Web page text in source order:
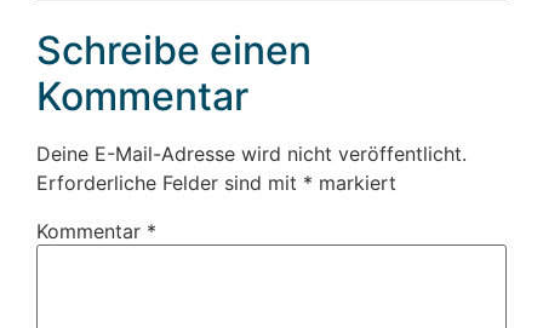
Schreibe einen
Kommentar
Deine E-Mail-Adresse wird nicht veröffentlicht.
Erforderliche Felder sind mit * markiert
Kommentar *